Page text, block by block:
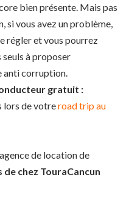
bien présente. Mais pas
si vous avez un problème,
régler et vous pourrez
à proposer
anti corruption.
gratuit :
lors de votreroad trip au
de location de
chez TouraCancun